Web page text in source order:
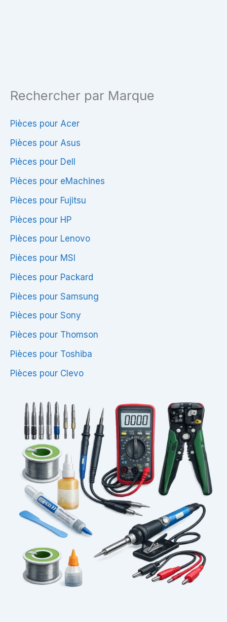
Rechercher par Marque
Pièces pour Acer
Pièces pour Asus
Pièces pour Dell
Pièces pour eMachines
Pièces pour Fujitsu
Pièces pour HP
Pièces pour Lenovo
Pièces pour MSI
Pièces pour Packard
Pièces pour Samsung
Pièces pour Sony
Pièces pour Thomson
Pièces pour Toshiba
Pièces pour Clevo